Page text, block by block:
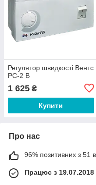
Регулятор швидкості Вентс
РС-2 В
1 625 ₴
Купити
Про нас
96% позитивних з 51
Працює з 19.07.2018